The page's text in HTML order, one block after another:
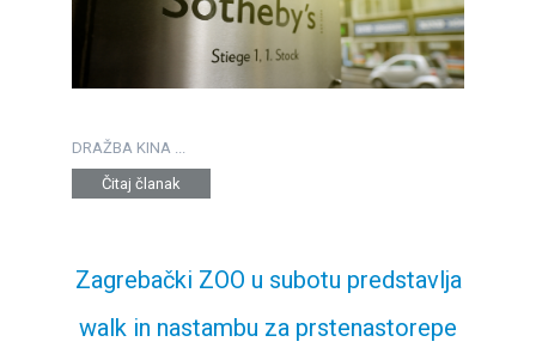
DRAŽBA KINA ...
Čitaj članak
Zagrebački ZOO u subotu predstavlja
walk in nastambu za prstenastorepe